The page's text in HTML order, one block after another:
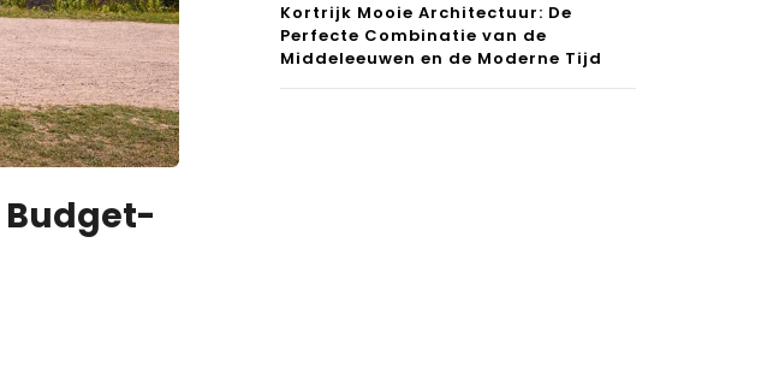
Budget-
Kortrijk Mooie Architectuur: De
Perfecte Combinatie van de
Middeleeuwen en de Moderne Tijd